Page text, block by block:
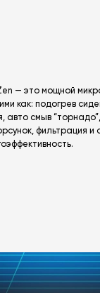
— это мощной
как: подогрев
авто смыв
фильтрация